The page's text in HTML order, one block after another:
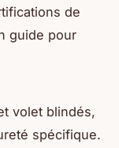
de
guide pour
volet blindés,
spécifique.